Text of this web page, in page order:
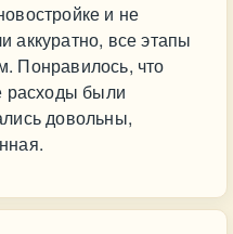
и не
аккуратно, все этапы
Понравилось, что
расходы были
довольны,